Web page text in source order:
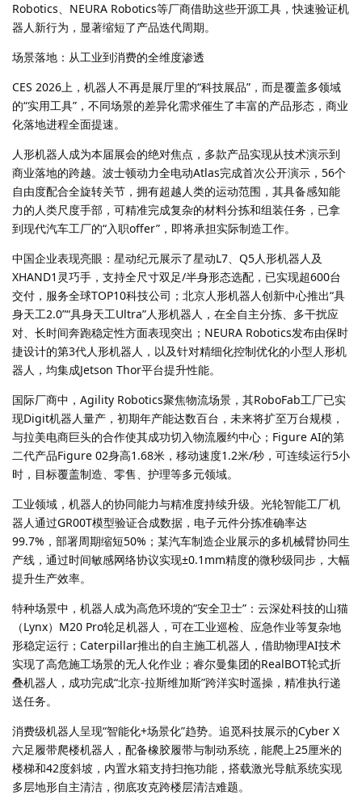
Robotics、NEURA Robotics等厂商借助这些开源工具，快速验证机
器人新行为，显著缩短了产品迭代周期。
场景落地：从工业到消费的全维度渗透
CES 2026上，机器人不再是展厅里的“科技展品”，而是覆盖多领域
的“实用工具”，不同场景的差异化需求催生了丰富的产品形态，商业
化落地进程全面提速。
人形机器人成为本届展会的绝对焦点，多款产品实现从技术演示到
商业落地的跨越。波士顿动力全电动Atlas完成首次公开演示，56个
自由度配合全旋转关节，拥有超越人类的运动范围，其具备感知能
力的人类尺度手部，可精准完成复杂的材料分拣和组装任务，已拿
到现代汽车工厂的“入职offer”，即将承担实际制造工作。
中国企业表现亮眼：星动纪元展示了星动L7、Q5人形机器人及
XHAND1灵巧手，支持全尺寸双足/半身形态选配，已实现超600台
交付，服务全球TOP10科技公司；北京人形机器人创新中心推出“具
身天工2.0”“具身天工Ultra”人形机器人，在全自主分拣、多干扰应
对、长时间奔跑稳定性方面表现突出；NEURA Robotics发布由保时
捷设计的第3代人形机器人，以及针对精细化控制优化的小型人形机
器人，均集成Jetson Thor平台提升性能。
国际厂商中，Agility Robotics聚焦物流场景，其RoboFab工厂已实
现Digit机器人量产，初期年产能达数百台，未来将扩至万台规模，
与拉美电商巨头的合作使其成功切入物流履约中心；Figure AI的第
二代产品Figure 02身高1.68米，移动速度1.2米/秒，可连续运行5小
时，目标覆盖制造、零售、护理等多元领域。
工业领域，机器人的协同能力与精准度持续升级。光轮智能工厂机
器人通过GR00T模型验证合成数据，电子元件分拣准确率达
99.7%，部署周期缩短50%；某汽车制造企业展示的多机械臂协同生
产线，通过时间敏感网络协议实现±0.1mm精度的微秒级同步，大幅
提升生产效率。
特种场景中，机器人成为高危环境的“安全卫士”：云深处科技的山猫
（Lynx）M20 Pro轮足机器人，可在工业巡检、应急作业等复杂地
形稳定运行；Caterpillar推出的自主施工机器人，借助物理AI技术
实现了高危施工场景的无人化作业；睿尔曼集团的RealBOT轮式折
叠机器人，成功完成“北京-拉斯维加斯”跨洋实时遥操，精准执行递
送任务。
消费级机器人呈现“智能化+场景化”趋势。追觅科技展示的Cyber X
六足履带爬楼机器人，配备橡胶履带与制动系统，能爬上25厘米的
楼梯和42度斜坡，内置水箱支持扫拖功能，搭载激光导航系统实现
多层地形自主清洁，彻底攻克跨楼层清洁难题。